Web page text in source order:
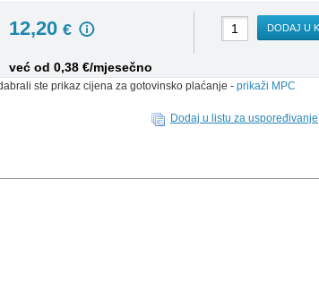
12,20 €
već od 0,38 €/mjesečno
DODAJ U
ste prikaz cijena za gotovinsko plaćanje - prikaži MPC
Dodaj u listu za uspoređivanje